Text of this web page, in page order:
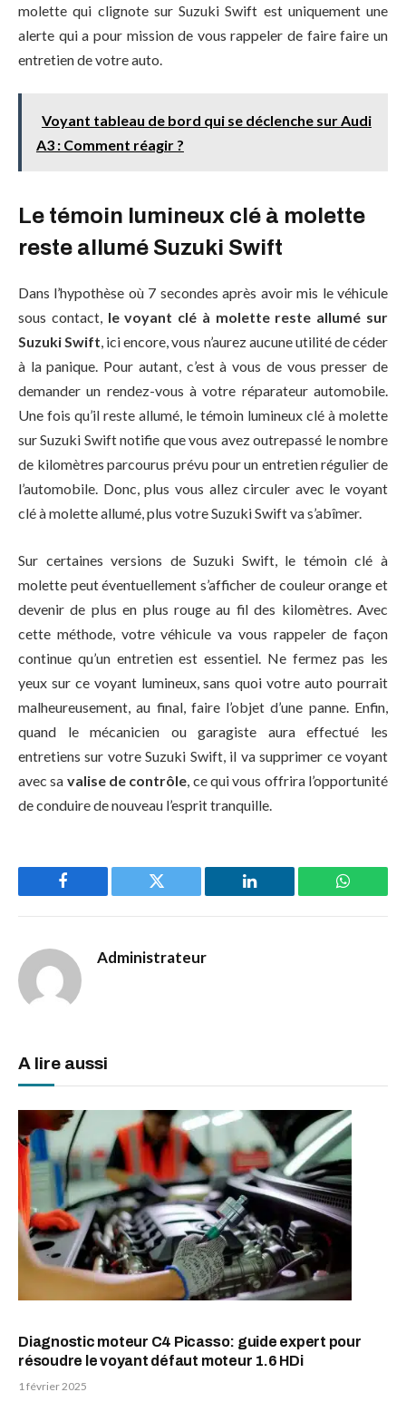
molette qui clignote sur Suzuki Swift est uniquement une
alerte qui a pour mission de vous rappeler de faire faire un
entretien de votre auto.
Voyant tableau de bord qui se déclenche sur Audi
A3 : Comment réagir ?
Le témoin lumineux clé à molette
reste allumé Suzuki Swift
Dans l’hypothèse où 7 secondes après avoir mis le véhicule
sous contact, le voyant clé à molette reste allumé sur
Suzuki Swift, ici encore, vous n’aurez aucune utilité de céder
à la panique. Pour autant, c’est à vous de vous presser de
demander un rendez-vous à votre réparateur automobile.
Une fois qu’il reste allumé, le témoin lumineux clé à molette
sur Suzuki Swift notifie que vous avez outrepassé le nombre
de kilomètres parcourus prévu pour un entretien régulier de
l’automobile. Donc, plus vous allez circuler avec le voyant
clé à molette allumé, plus votre Suzuki Swift va s’abîmer.
Sur certaines versions de Suzuki Swift, le témoin clé à
molette peut éventuellement s’afficher de couleur orange et
devenir de plus en plus rouge au fil des kilomètres. Avec
cette méthode, votre véhicule va vous rappeler de façon
continue qu’un entretien est essentiel. Ne fermez pas les
yeux sur ce voyant lumineux, sans quoi votre auto pourrait
malheureusement, au final, faire l’objet d’une panne. Enfin,
quand le mécanicien ou garagiste aura effectué les
entretiens sur votre Suzuki Swift, il va supprimer ce voyant
avec sa valise de contrôle, ce qui vous offrira l’opportunité
de conduire de nouveau l’esprit tranquille.
Facebook Twitter LinkedIn
Administrateur
A lire aussi
Diagnostic moteur C4 Picasso: guide expert pour
résoudre le voyant défaut moteur 1.6 HDi
1 février 2025